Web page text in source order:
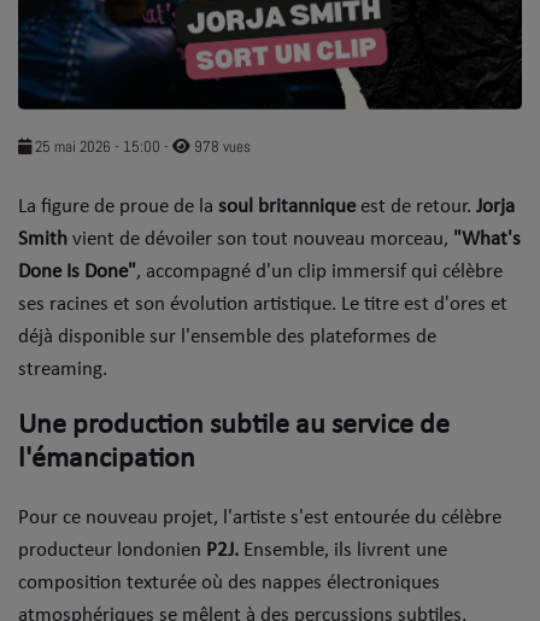
Top 5
5 bonnes raisons
Dans la Street
C quoi ton Actu ?
Dans ton Téléphone
Mic 2 Rue
URBAN CULTURE
Sport
25 mai 2026 - 15:00 - 978 vues
​La figure de proue de la soul britanniqueest de retour. Jorja
Smith vient de dévoiler son tout nouveau morceau, "What's
Done Is Done", accompagné d'un clip immersif qui célèbre
ses racines et son évolution artistique. Le titre est d'ores et
déjà disponible sur l'ensemble des plateformes de
streaming.
​Une production subtile au service de
l'émancipation
Pour ce nouveau projet, l'artiste s'est entourée du célèbre
producteur londonien P2J. Ensemble, ils livrent une
composition texturée où des nappes électroniques
atmosphériques se mêlent à des percussions subtiles,